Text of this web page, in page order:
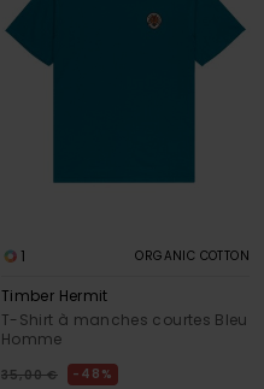
1 ORGANIC COTTON
Timber Hermit
T-Shirt à manches courtes Bleu
Homme
35,00 € 48%